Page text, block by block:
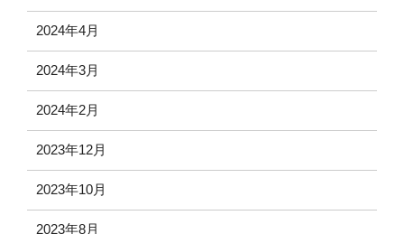
2024年4月
2024年3月
2024年2月
2023年12月
2023年10月
2023年8月